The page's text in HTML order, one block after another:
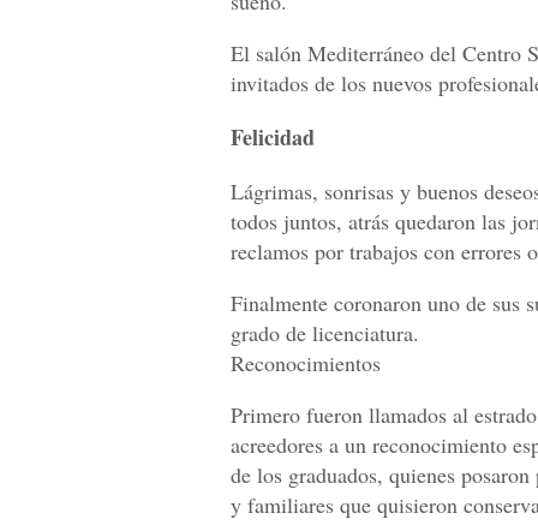
El salón Mediterráneo del Centro
invitados de los nuevos
Felicidad
Lágrimas, sonrisas y buenos
todos juntos, atrás quedaron las
reclamos por trabajos con errores
Finalmente coronaron uno de sus
grado de licenciatura.
Reconocimientos
Primero fueron llamados al
acreedores a un reconocimiento
de los graduados, quienes
y familiares que quisieron